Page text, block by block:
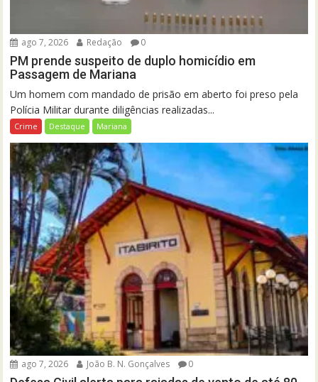
ago 7, 2026 Redação 0
PM prende suspeito de duplo homicídio em
Passagem de Mariana
Um homem com mandado de prisão em aberto foi preso pela
Polícia Militar durante diligências realizadas...
Crime Destaque Mariana
ago 7, 2026 João B. N. Gonçalves 0